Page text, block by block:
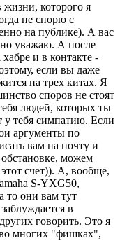
жизни, которого я
не спорю с
на публике). А вас
уважаю. А после
и в контакте -
если вы даже
на трех китах. Я
споров не стоят
людей, которых ты
тебя симпатию. Если
аргументы по
вам на почту и
можем
счет)). А, вообще,
S-YXG50,
то они вам тут
в
говорить. Это я
многих "фишках",